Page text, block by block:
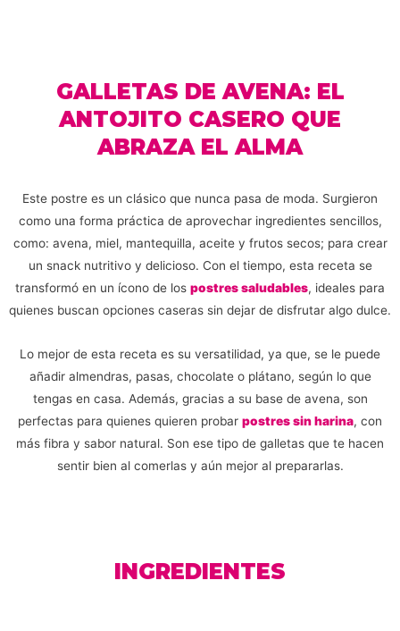
GALLETAS DE AVENA: EL
ANTOJITO CASERO QUE
ABRAZA EL ALMA
Este postre es un clásico que nunca pasa de moda. Surgieron
como una forma práctica de aprovechar ingredientes sencillos,
como: avena, miel, mantequilla, aceite y frutos secos; para crear
un snack nutritivo y delicioso. Con el tiempo, esta receta se
transformó en un ícono de los postres saludables, ideales para
quienes buscan opciones caseras sin dejar de disfrutar algo dulce.
Lo mejor de esta receta es su versatilidad, ya que, se le puede
añadir almendras, pasas, chocolate o plátano, según lo que
tengas en casa. Además, gracias a su base de avena, son
perfectas para quienes quieren probar postres sin harina, con
más fibra y sabor natural. Son ese tipo de galletas que te hacen
sentir bien al comerlas y aún mejor al prepararlas.
INGREDIENTES